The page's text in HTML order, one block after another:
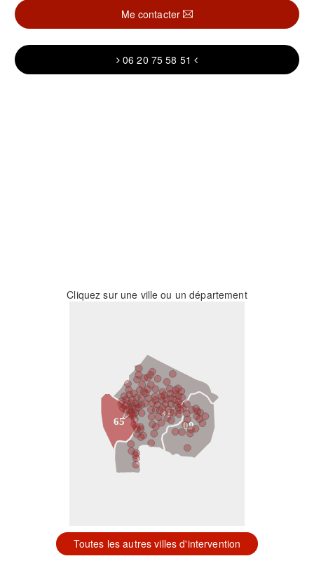
Me contacter
06 20 75 58 51
Cliquez sur une ville ou un département
31
09
65
Toutes les autres villes d'intervention